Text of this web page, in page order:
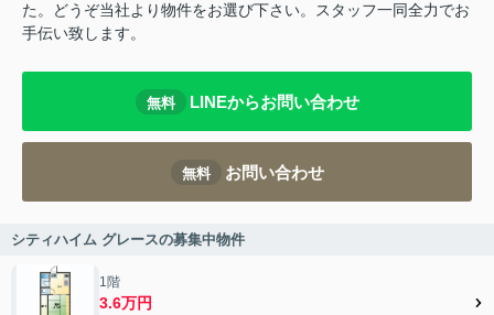
た。どうぞ当社より物件をお選び下さい。スタッフ一同全力でお
手伝い致します。
無料 LINEからお問い合わせ
無料 お問い合わせ
シティハイム グレースの募集中物件
1階
3.6万円